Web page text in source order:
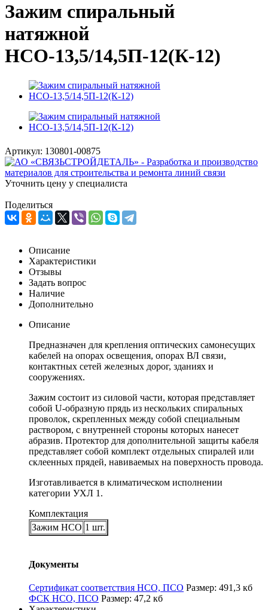
Зажим спиральный
натяжной
НСО-13,5/14,5П-12(К-12)
Артикул: 130801-00875
Уточнить цену у специалиста
Поделиться
Описание
Характеристики
Отзывы
Задать вопрос
Наличие
Дополнительно
Описание
Предназначен для крепления оптических самонесущих
кабелей на опорах освещения, опорах ВЛ связи,
контактных сетей железных дорог, зданиях и
сооружениях.
Зажим состоит из силовой части, которая представляет
собой U-образную прядь из нескольких спиральных
проволок, скрепленных между собой специальным
раствором, с внутренней стороны которых нанесет
абразив. Протектор для дополнительной защиты кабеля
представляет собой комплект отдельных спиралей или
склеенных прядей, навиваемых на поверхность провода.
Изготавливается в климатическом исполнении
категории УХЛ 1.
Комплектация
Зажим НСО 1 шт.
Документы
Сертификат соответствия НСО, ПСО Размер: 491,3 кб
ФСК НСО, ПСО Размер: 47,2 кб